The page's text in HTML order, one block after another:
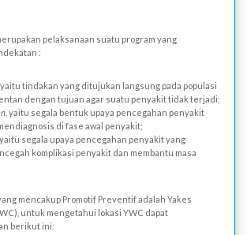
pelaksanaan suatu program yang
:
yaitu tindakan yang ditujukan langsung pada populasi
dengan tujuan agar suatu penyakit tidak terjadi;
yaitu segala bentuk upaya pencegahan penyakit
di fase awal penyakit;
yaitu segala upaya pencegahan penyakit yang
komplikasi penyakit dan membantu masa
mencakup Promotif Preventif adalah Yakes
untuk mengetahui lokasi YWC dapat
berikut ini: